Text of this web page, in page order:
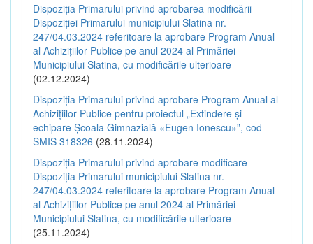
Dispoziția Primarului privind aprobarea modificării
Dispoziției Primarului municipiului Slatina nr.
247/04.03.2024 referitoare la aprobare Program Anual
al Achizițiilor Publice pe anul 2024 al Primăriei
Municipiului Slatina, cu modificările ulterioare
(02.12.2024)
Dispoziția Primarului privind aprobare Program Anual al
Achizițiilor Publice pentru proiectul „Extindere și
echipare Școala Gimnazială «Eugen Ionescu»”, cod
SMIS 318326 (28.11.2024)
Dispoziția Primarului privind aprobare modificare
Dispoziția Primarului municipiului Slatina nr.
247/04.03.2024 referitoare la aprobare Program Anual
al Achizițiilor Publice pe anul 2024 al Primăriei
Municipiului Slatina, cu modificările ulterioare
(25.11.2024)